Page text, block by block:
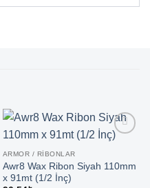
ARMOR / RIBONLAR
Awr8 Wax Ribon Siyah 110mm
x 91mt (1/2 İnç)